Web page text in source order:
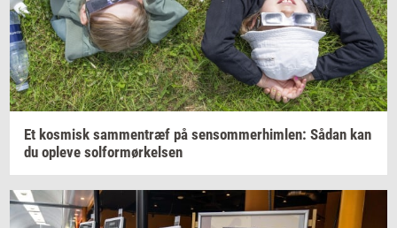
Et kos­misk sam­men­træf på sen­som­mer­him­len: Sådan kan
du op­le­ve sol­for­mør­kel­sen